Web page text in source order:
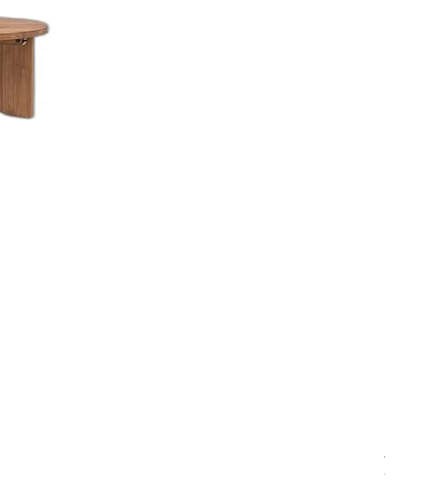
Ace
Preis
449,00